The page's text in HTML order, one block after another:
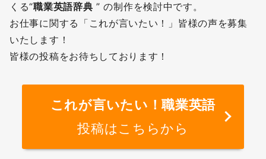
くる“職業英語辞典 ” の制作を検討中です。
お仕事に関する「これが言いたい！」皆様の声を募集
いたします！
皆様の投稿をお待ちしております！
これが言いたい！職業英語
投稿はこちらから